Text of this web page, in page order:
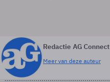
Redactie AG Connect
Meer van deze auteur